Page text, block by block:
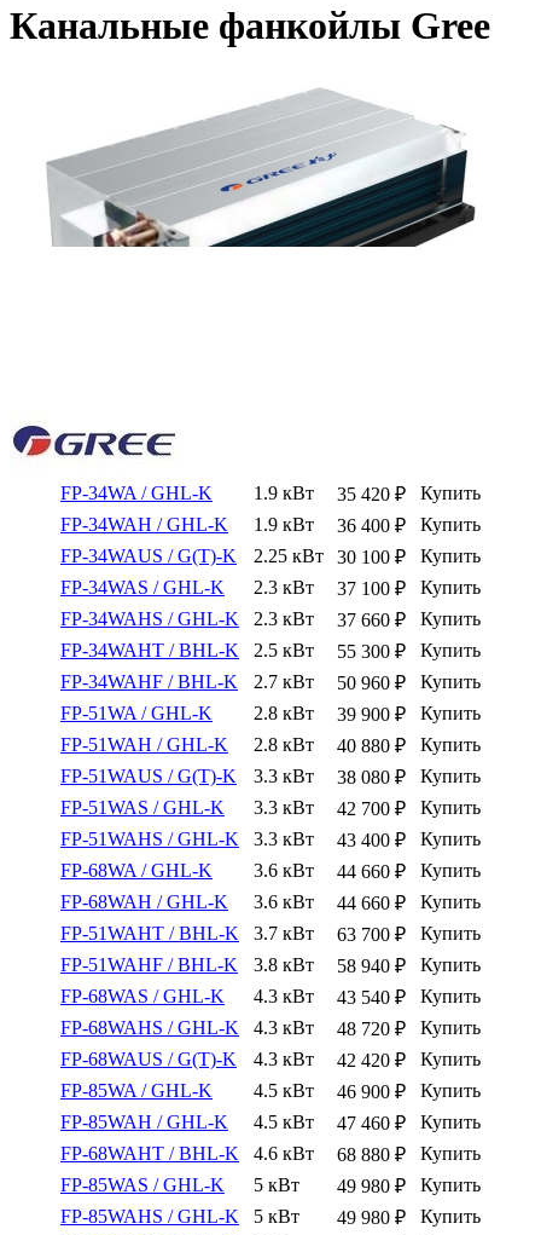
Канальные фанкойлы Gree
FP-34WA / GHL-K 1.9 кВт 35 420 ₽
Купить
FP-34WAH / GHL-K
1.9 кВт 36 400 ₽
Купить
FP-34WAUS / G(T)-K
2.25 кВт 30 100 ₽
Купить
FP-34WAS / GHL-K
2.3 кВт 37 100 ₽
Купить
FP-34WAHS / GHL-K
2.3 кВт 37 660 ₽
Купить
FP-34WAHT / BHL-K
2.5 кВт 55 300 ₽
Купить
FP-34WAHF / BHL-K
2.7 кВт 50 960 ₽
Купить
FP-51WA / GHL-K
2.8 кВт 39 900 ₽
Купить
FP-51WAH / GHL-K
2.8 кВт 40 880 ₽
Купить
FP-51WAUS / G(T)-K
3.3 кВт 38 080 ₽
Купить
FP-51WAS / GHL-K
3.3 кВт 42 700 ₽
Купить
FP-51WAHS / GHL-K
3.3 кВт 43 400 ₽
Купить
FP-68WA / GHL-K
3.6 кВт 44 660 ₽
Купить
FP-68WAH / GHL-K
3.6 кВт 44 660 ₽
Купить
FP-51WAHT / BHL-K
3.7 кВт 63 700 ₽
Купить
FP-51WAHF / BHL-K
3.8 кВт 58 940 ₽
Купить
FP-68WAS / GHL-K
4.3 кВт 43 540 ₽
Купить
FP-68WAHS / GHL-K
4.3 кВт 48 720 ₽
Купить
FP-68WAUS / G(T)-K
4.3 кВт 42 420 ₽
Купить
FP-85WA / GHL-K
4.5 кВт 46 900 ₽
Купить
FP-85WAH / GHL-K
4.5 кВт 47 460 ₽
Купить
FP-68WAHT / BHL-K
4.6 кВт 68 880 ₽
Купить
FP-85WAS / GHL-K
5 кВт 49 980 ₽
Купить
FP-85WAHS / GHL-K
5 кВт 49 980 ₽
Купить